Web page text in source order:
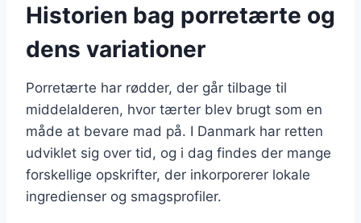
Historien bag porretærte og
dens variationer
Porretærte har rødder, der går tilbage til
middelalderen, hvor tærter blev brugt som en
måde at bevare mad på. I Danmark har retten
udviklet sig over tid, og i dag findes der mange
forskellige opskrifter, der inkorporerer lokale
ingredienser og smagsprofiler.